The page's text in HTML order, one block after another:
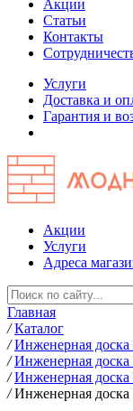
Акции
Статьи
Контакты
Услуги
Доставка и
Гарантия и
Акции
Услуги
Адреса
Главная
/ Каталог
/ Инженерная
/ Инженерная доска
/ Инженерная доска
/ Инженерная